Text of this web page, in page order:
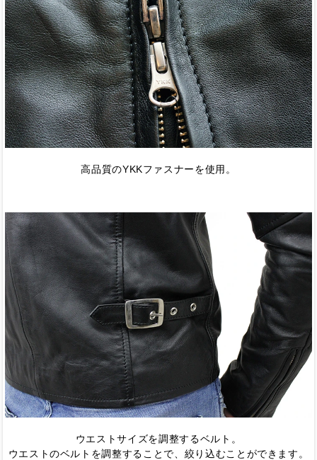
高品質のYKKファスナーを使用。
ウエストサイズを調整するベルト。
ウエストのベルトを調整することで、絞り込むことができます。